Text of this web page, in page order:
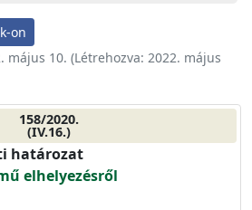
on
május 10. (Létrehozva: 2022. május
158/2020.
(IV.16.)
határozat
elhelyezésről